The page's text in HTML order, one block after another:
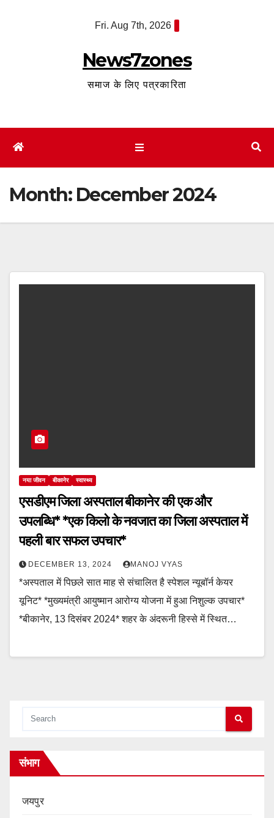
Fri. Aug 7th, 2026
News7zones
समाज के लिए पत्रकारिता
Month: December 2024
नया जीवन बीकानेर स्वास्थ्य
एसडीएम जिला अस्पताल बीकानेर की एक और
उपलब्धि* *एक किलो के नवजात का जिला अस्पताल में
पहली बार सफल उपचार*
DECEMBER 13, 2024 MANOJ VYAS
*अस्पताल में पिछले सात माह से संचालित है स्पेशल न्यूबॉर्न केयर
यूनिट* *मुख्यमंत्री आयुष्मान आरोग्य योजना में हुआ निशुल्क उपचार*
*बीकानेर, 13 दिसंबर 2024* शहर के अंदरूनी हिस्से में स्थित…
संभाग
जयपुर